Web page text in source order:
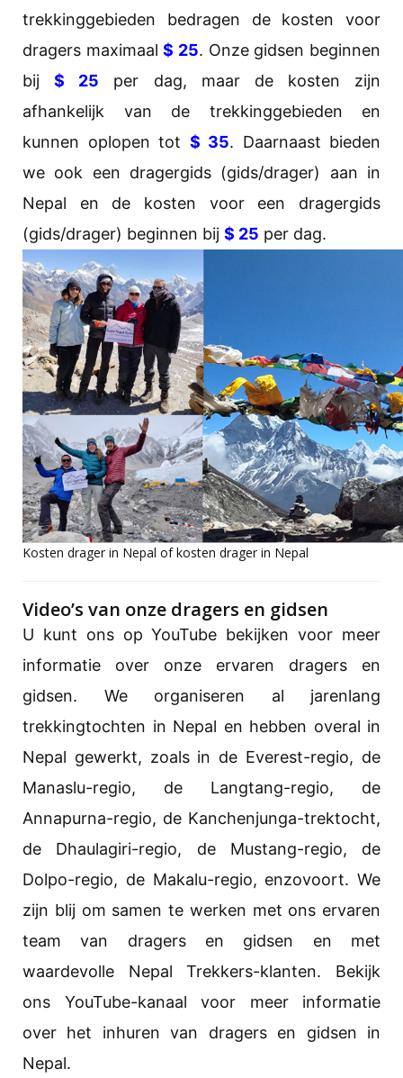
trekkinggebieden bedragen de kosten voor
dragers maximaal$ 25. Onze gidsen beginnen
bij$ 25 per dag, maar de kosten zijn
afhankelijk van de trekkinggebieden en
kunnen oplopen tot $ 35. Daarnaast bieden
we ook een dragergids (gids/drager) aan in
Nepal en de kosten voor een dragergids
(gids/drager) beginnen bij $ 25 per dag.
Kosten drager in Nepal of kosten drager in Nepal
Video’s van onze dragers en gidsen
U kunt ons op YouTube bekijken voor meer
informatie over onze ervaren dragers en
gidsen. We organiseren al jarenlang
trekkingtochten in Nepal en hebben overal in
Nepal gewerkt, zoals in de Everest-regio, de
Manaslu-regio, de Langtang-regio, de
Annapurna-regio, de Kanchenjunga-trektocht,
de Dhaulagiri-regio, de Mustang-regio, de
Dolpo-regio, de Makalu-regio, enzovoort. We
zijn blij om samen te werken met ons ervaren
team van dragers en gidsen en met
waardevolle Nepal Trekkers-klanten. Bekijk
ons YouTube-kanaal voor meer informatie
over het inhuren van dragers en gidsen in
Nepal.